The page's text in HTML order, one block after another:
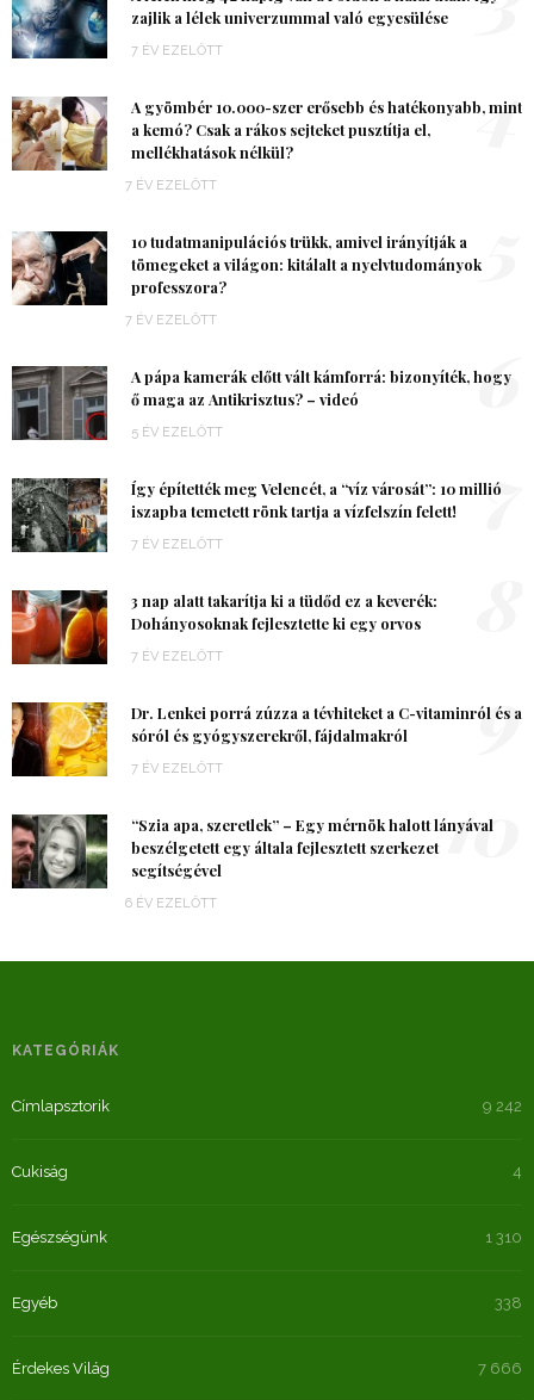
zajlik a lélek univerzummal való egyesülése
7 ÉV EZELŐTT
A gyömbér 10.000-szer erősebb és hatékonyabb, mint
a kemó? Csak a rákos sejteket pusztítja el,
mellékhatások nélkül?
7 ÉV EZELŐTT
4
10 tudatmanipulációs trükk, amivel irányítják a
tömegeket a világon: kitálalt a nyelvtudományok
professzora?
7 ÉV EZELŐTT
A pápa kamerák előtt vált kámforrá: bizonyíték, hogy
ő maga az Antikrisztus? – videó
5 ÉV EZELŐTT
6
Így építették meg Velencét, a “víz városát”: 10 millió
iszapba temetett rönk tartja a vízfelszín felett!
7 ÉV EZELŐTT
7
3 nap alatt takarítja ki a tüdőd ez a keverék:
Dohányosoknak fejlesztette ki egy orvos
7 ÉV EZELŐTT
Dr. Lenkei porrá zúzza a tévhiteket a C-vitaminról és a
sóról és gyógyszerekről, fájdalmakról
7 ÉV EZELŐTT
9
“Szia apa, szeretlek” – Egy mérnök halott lányával
beszélgetett egy általa fejlesztett szerkezet
segítségével
6 ÉV EZELŐTT
10
KATEGÓRIÁK
Címlapsztorik 9 242
Cukiság 4
Egészségünk 1 310
Egyéb 338
Érdekes Világ 7 666